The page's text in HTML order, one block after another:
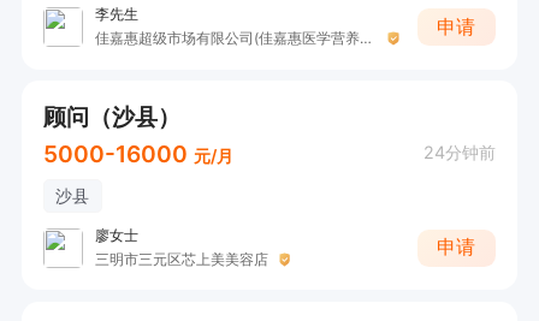
李先生
佳嘉惠超级市场有限公司(佳嘉惠医学营养中心)
申请
顾问（沙县）
5000-16000 元/月 24分钟前
沙县
廖女士
三明市三元区芯上美美容店
申请